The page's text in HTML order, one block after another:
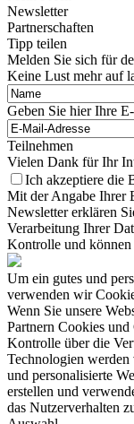
Newsletter
Partnerschaften
Tipp teilen
Melden Sie sich für
Keine Lust mehr auf
Geben Sie hier Ihre
Teilnehmen
Vielen Dank für Ihr
Ich akzeptiere die
Mit der Angabe Ihrer
Newsletter erklären
Verarbeitung Ihrer
Kontrolle und können
Um ein gutes und
verwenden wir
Wenn Sie unsere
Partnern Cookies
Kontrolle über die
Technologien
und personalisierte
erstellen und
das Nutzerverhalten